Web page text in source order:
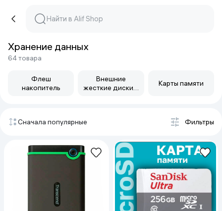
Хранение данных
64 товара
Флеш
накопитель
Внешние
жесткие диски и
Карты памяти
Сначала популярные Фильтры